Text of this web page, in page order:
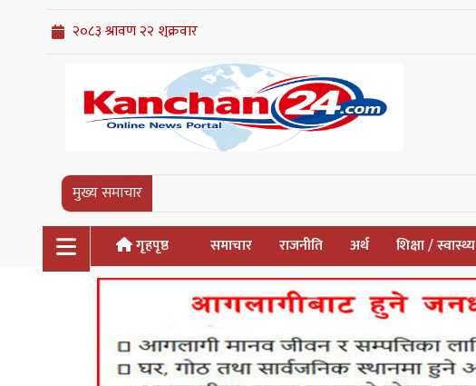
मुख्य समाचार
गृहपृष्ठ समाचार राजनीति अर्थ शिक्षा / स्वास्थ्य